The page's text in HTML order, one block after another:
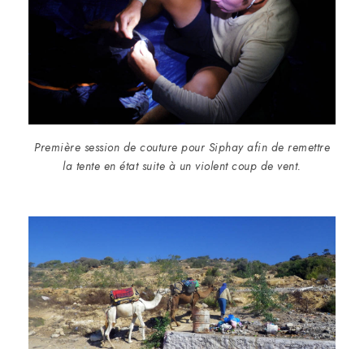
Première session de couture pour Siphay afin de remettre
la tente en état suite à un violent coup de vent.